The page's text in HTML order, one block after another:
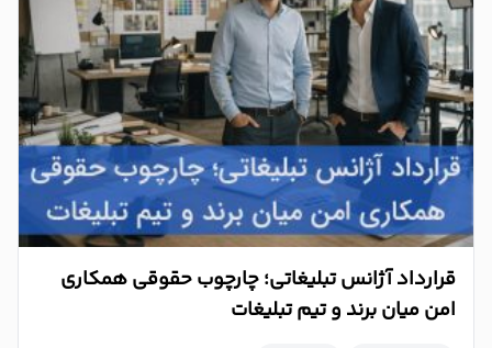
قرارداد آژانس تبلیغاتی؛ چارچوب حقوقی همکاری
امن میان برند و تیم تبلیغات